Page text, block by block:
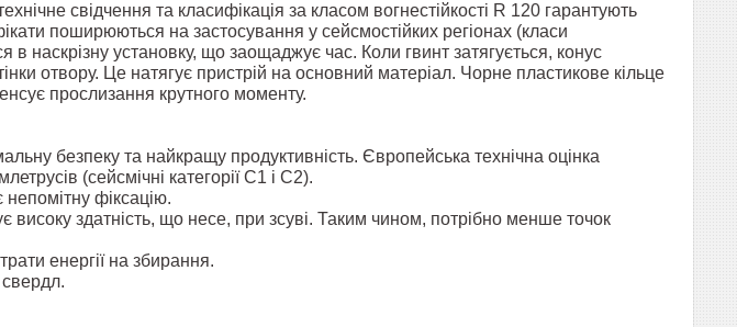
свідчення та класифікація за класом вогнестійкості R 120 гарантують
поширюються на застосування у сейсмостійких регіонах (класи
в наскрізну установку, що заощаджує час. Коли гвинт затягується, конус
отвору. Це натягує пристрій на основний матеріал. Чорне пластикове кільце
прослизання крутного моменту.
безпеку та найкращу продуктивність. Європейська технічна оцінка
(сейсмічні категорії C1 і C2).
фіксацію.
високу здатність, що несе, при зсуві. Таким чином, потрібно менше точок
енергії на збирання.